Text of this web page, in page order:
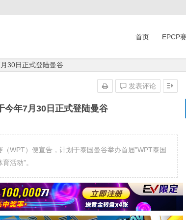
首页 EPCP
30日正式登陆曼谷
今年7月30日正式登陆曼谷
发表评论
WPT）便宣告，计划于泰国曼谷举办首届”WPT泰国
活动”。